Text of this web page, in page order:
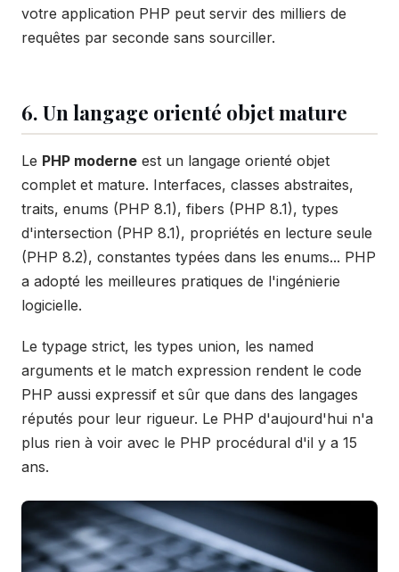
votre application PHP peut servir des milliers de
requêtes par seconde sans sourciller.
6. Un langage orienté objet mature
Le PHP moderne est un langage orienté objet
complet et mature. Interfaces, classes abstraites,
traits, enums (PHP 8.1), fibers (PHP 8.1), types
d'intersection (PHP 8.1), propriétés en lecture seule
(PHP 8.2), constantes typées dans les enums... PHP
a adopté les meilleures pratiques de l'ingénierie
logicielle.
Le typage strict, les types union, les named
arguments et le match expression rendent le code
PHP aussi expressif et sûr que dans des langages
réputés pour leur rigueur. Le PHP d'aujourd'hui n'a
plus rien à voir avec le PHP procédural d'il y a 15
ans.